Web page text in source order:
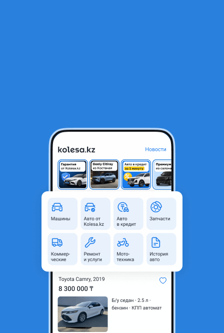
Toyota RAV4 2020 года
16 500 000 ₸
Объявление находится в архиве и может быть
Астана, Акмолинская
2019 - н.в. 5 поколение
Кроссовер
Объем двигателя, л